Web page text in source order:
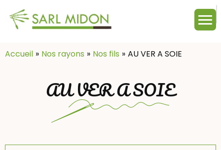
Accueil
Nos rayons Nos fils AU VER A SOIE
AU VER A SOIE